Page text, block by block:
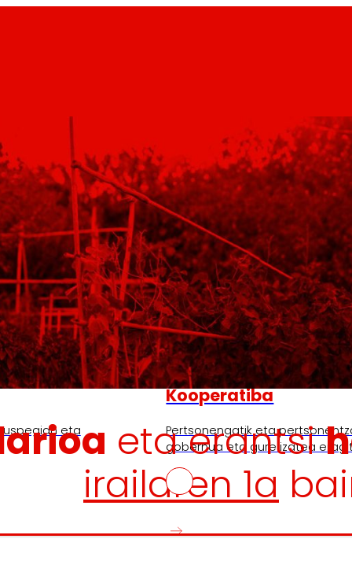
eta
Kooperatiba
Pertsonengatik eta
gobernua eta gure izatea
eta erantsi
irailaren 1a